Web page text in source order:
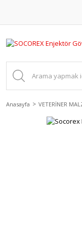
Anasayfa VETERİNER